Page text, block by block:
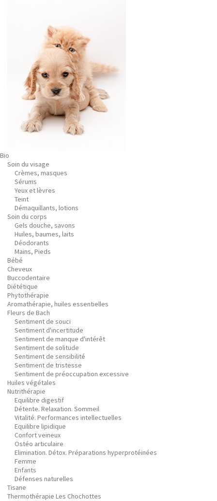
Bio
Soin du visage
Crèmes, masques
Sérums
Yeux et lèvres
Teint
Démaquillants, lotions
Soin du corps
Gels douche, savons
Huiles, baumes, laits
Déodorants
Mains, Pieds
Bébé
Cheveux
Buccodentaire
Diététique
Phytothérapie
Aromathérapie, huiles essentielles
Fleurs de Bach
Sentiment de souci
Sentiment d'incertitude
Sentiment de manque d'intérêt
Sentiment de solitude
Sentiment de sensibilité
Sentiment de tristesse
Sentiment de préoccupation excessive
Huiles végétales
Nutrithérapie
Equilibre digestif
Détente. Relaxation. Sommeil
Vitalité. Performances intellectuelles
Equilibre lipidique
Confort veineux
Ostéo articulaire
Elimination. Détox. Préparations hyperprotéinées
Femme
Enfants
Défenses naturelles
Tisane
Thermothérapie Les Chochottes